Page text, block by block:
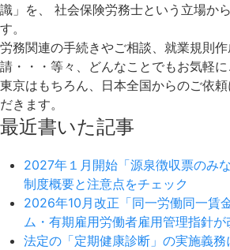
識」を、 社会保険労務士という立場か
す。
労務関連の手続きやご相談、就業規則
請・・・等々、どんなことでもお気軽に
東京はもちろん、日本全国からのご依
だきます。
最近書いた記事
2027年１月開始「源泉徴収票のみ
制度概要と注意点をチェック
2026年10月改正「同一労働同一賃
ム・有期雇用労働者雇用管理指針
法定の「定期健康診断」の実施義